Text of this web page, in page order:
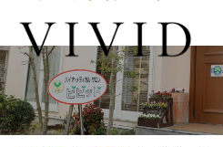
Blog
ブログ